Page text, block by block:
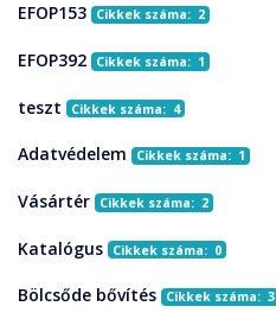
EFOP153 Cikkek száma: 2
EFOP392 Cikkek száma: 1
teszt Cikkek száma: 4
Adatvédelem Cikkek száma: 1
Vásártér Cikkek száma: 2
Katalógus Cikkek száma: 0
Bölcsőde bővítés Cikkek száma: 3